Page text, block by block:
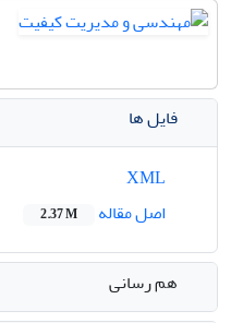
فایل ها
اصل مقاله
2.37 M
هم رسانی